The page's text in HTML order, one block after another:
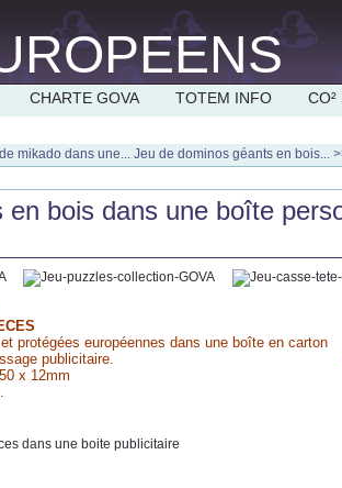
CHARTE GOVA TOTEM INFO CO²
mikado dans une... Jeu de dominos géants en bois...
en bois dans une boîte
protégées européennes dans une boîte en carton
publicitaire.
x 12mm